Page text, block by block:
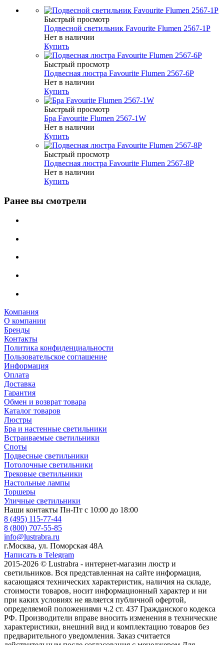
Быстрый просмотр
Подвесной светильник Favourite Flumen 2567-1P
Нет в наличии
Купить
Быстрый просмотр
Подвесная люстра Favourite Flumen 2567-6P
Нет в наличии
Купить
Быстрый просмотр
Бра Favourite Flumen 2567-1W
Нет в наличии
Купить
Быстрый просмотр
Подвесная люстра Favourite Flumen 2567-8P
Нет в наличии
Купить
Ранее вы смотрели
Компания
О компании
Бренды
Контакты
Политика конфиденциальности
Пользовательское соглашение
Информация
Оплата
Доставка
Гарантия
Обмен и возврат товара
Каталог товаров
Люстры
Бра и настенные светильники
Встраиваемые светильники
Споты
Подвесные светильники
Потолочные светильники
Трековые светильники
Настольные лампы
Торшеры
Уличные светильники
Наши контакты Пн-Пт с 10:00 до 18:00
8 (495) 115-77-44
8 (800) 707-55-85
info@lustrabra.ru
г.Москва, ул. Поморская 48А
Написать в Telegram
2015-2026 © Lustrabra - интернет-магазин люстр и
светильников. Вся представленная на сайте информация,
касающаяся технических характеристик, наличия на складе,
стоимости товаров, носит информационный характер и ни
при каких условиях не является публичной офертой,
определяемой положениями ч.2 ст. 437 Гражданского кодекса
РФ. Производители вправе вносить изменения в технические
характеристики, внешний вид и комплектацию товаров без
предварительного уведомления. Заказ считается